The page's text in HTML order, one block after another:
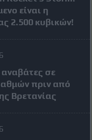
είναι η
2.500 κυβικών!
σε
πριν από
Βρετανίας